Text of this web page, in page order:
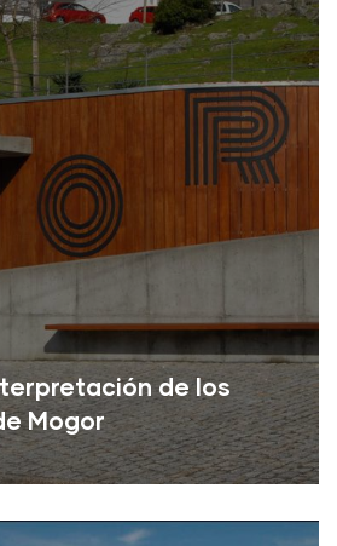
de los
Mogor